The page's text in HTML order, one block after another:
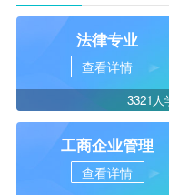
法律专业
查看详情
3321人
工商企业管理
查看详情